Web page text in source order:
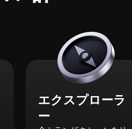
エクスプローラ
ー